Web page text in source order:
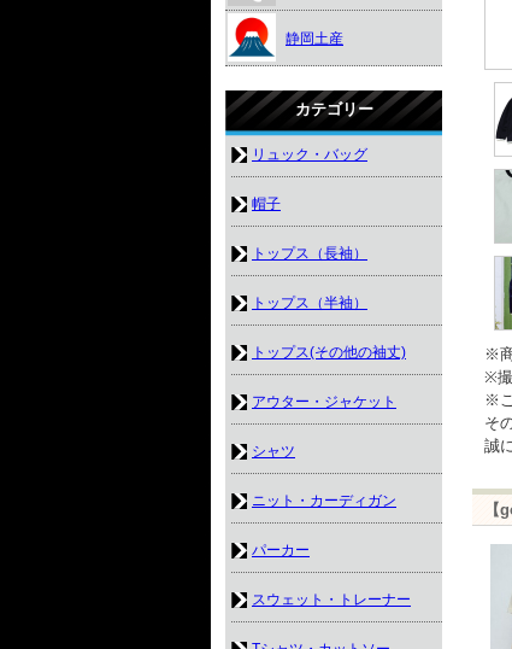
※
※撮
※
そ
誠
【
静岡土産
カテゴリー
リュック・バッグ
帽子
トップス（長袖）
トップス（半袖）
トップス(その他の袖丈)
アウター・ジャケット
シャツ
ニット・カーディガン
パーカー
スウェット・トレーナー